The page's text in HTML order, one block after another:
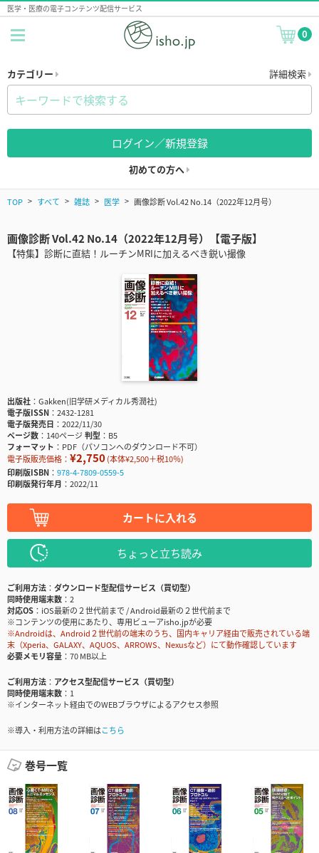
医学・医療の電子コンテンツ配信サービス
0
カテゴリー 詳細検索
ログイン／新規登録
初めての方へ
TOP すべて 雑誌 医学 画像診断 Vol.42 No.14（2022年12月号）
画像診断 Vol.42 No.14（2022年12月号）【電子版】
【特集】診断に直結！ルーチンMRIに加えるべき鋭い撮像
出版社
Gakken(旧学研メディカル秀潤社)
電子版ISSN
2432-1281
電子版発売日
2022/11/30
ページ数
140ページ判型
B5
フォーマット
PDF（パソコンへのダウンロード不可）
電子版販売価格： ¥2,750(本体¥2,500＋税10％)
印刷版ISBN
978-4-7809-0559-5
印刷版発行年月
2022/11
カートに入れる
ちょっと立ち読み
ご利用方法
ダウンロード型配信サービス（買切型）
同時使用端末数
2
対応OS
iOS最新の２世代前まで / Android最新の２世代前まで
※コンテンツの使用にあたり、専用ビューアisho.jpが必要
※Androidは、Android２世代前の端末のうち、国内キャリア経由で販売されている端
末（Xperia、GALAXY、AQUOS、ARROWS、Nexusなど）にて動作確認しています
必要メモリ容量
70 MB以上
ご利用方法
アクセス型配信サービス（買切型）
同時使用端末数
1
※インターネット経由でのWEBブラウザによるアクセス参照
※導入・利用方法の詳細はこちら
巻号一覧